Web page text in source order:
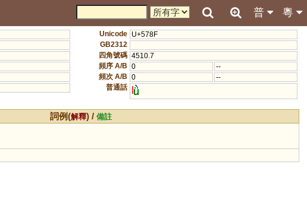
粵
普
Unicode U+578F
GB2312
四角號碼 4510.7
頻序 A/B 0
--
頻次 A/B 0
--
普通話 l
詞例(解釋) /備註